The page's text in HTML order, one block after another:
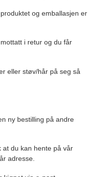
og emballasjen er
i retur og du får
eller støv/hår på seg så
ny bestilling på andre
at du kan hente på vår
adresse.